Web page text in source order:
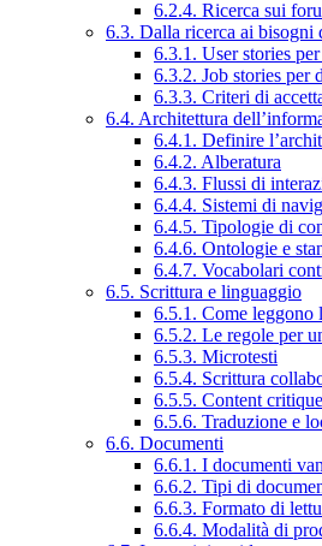
6.2.4. Ricerca sui
6.3. Dalla ricerca ai bisogni
6.3.1. User stories
6.3.2. Job stories per
6.3.3. Criteri di
6.4. Architettura
6.4.1. Definire
6.4.2. Alberatura
6.4.3. Flussi di
6.4.4. Sistemi di
6.4.5. Tipologie di
6.4.6. Ontologie e
6.4.7. Vocabolari
6.5. Scrittura e linguaggio
6.5.1. Come leggono
6.5.2. Le regole per
6.5.3. Microtesti
6.5.4. Scrittura
6.5.5. Content critique
6.5.6. Traduzione e
6.6. Documenti
6.6.1. I documenti
6.6.2. Tipi di
6.6.3. Formato di
6.6.4. Modalità di